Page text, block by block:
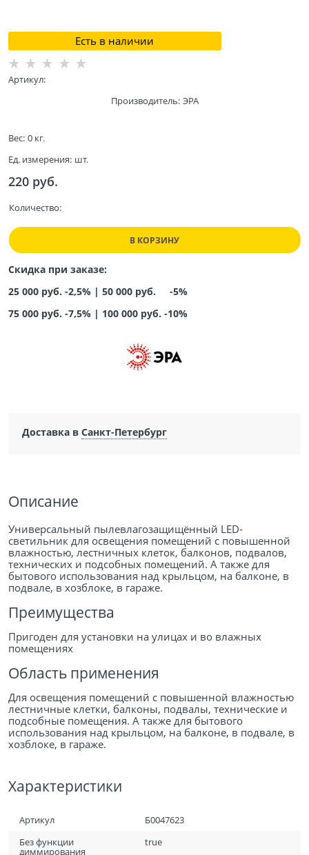
Есть в наличии
Артикул:
Производитель: ЭРА
Вес: 0 кг.
Ед. измерения: шт.
220 руб.
Количество:
В КОРЗИНУ
Скидка при заказе:
25 000 руб. -2,5% | 50 000 руб. -5%
75 000 руб. -7,5% | 100 000 руб. -10%
Доставка в Санкт-Петербург
Описание
Универсальный пылевлагозащищённый LED-
светильник для освещения помещений с повышенной
влажностью, лестничных клеток, балконов, подвалов,
технических и подсобных помещений. А также для
бытового использования над крыльцом, на балконе, в
подвале, в хозблоке, в гараже.
Преимущества
Пригоден для установки на улицах и во влажных
помещениях
Область применения
Для освещения помещений с повышенной влажностью
лестничные клетки, балконы, подвалы, технические и
подсобные помещения. А также для бытового
использования над крыльцом, на балконе, в подвале, в
хозблоке, в гараже.
Характеристики
Артикул
Б0047623
Без функции
диммирования
true